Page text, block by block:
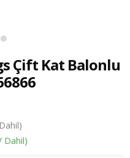
Çift Kat Balonlu
Dahil)